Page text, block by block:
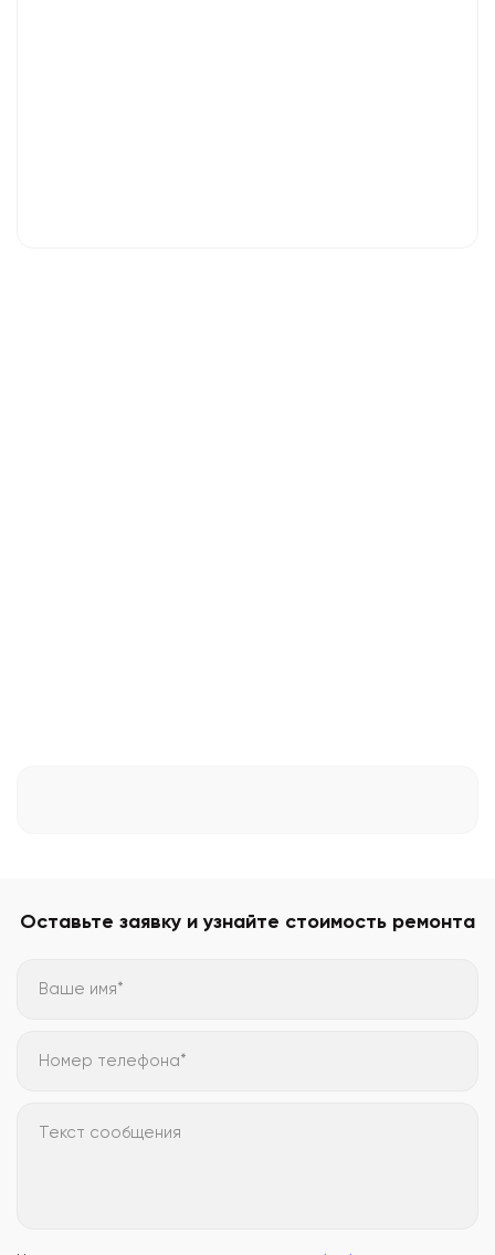
Оставьте заявку и узнайте стоимость ремонта
Ваше имя*
Номер телефона*
Текст сообщения